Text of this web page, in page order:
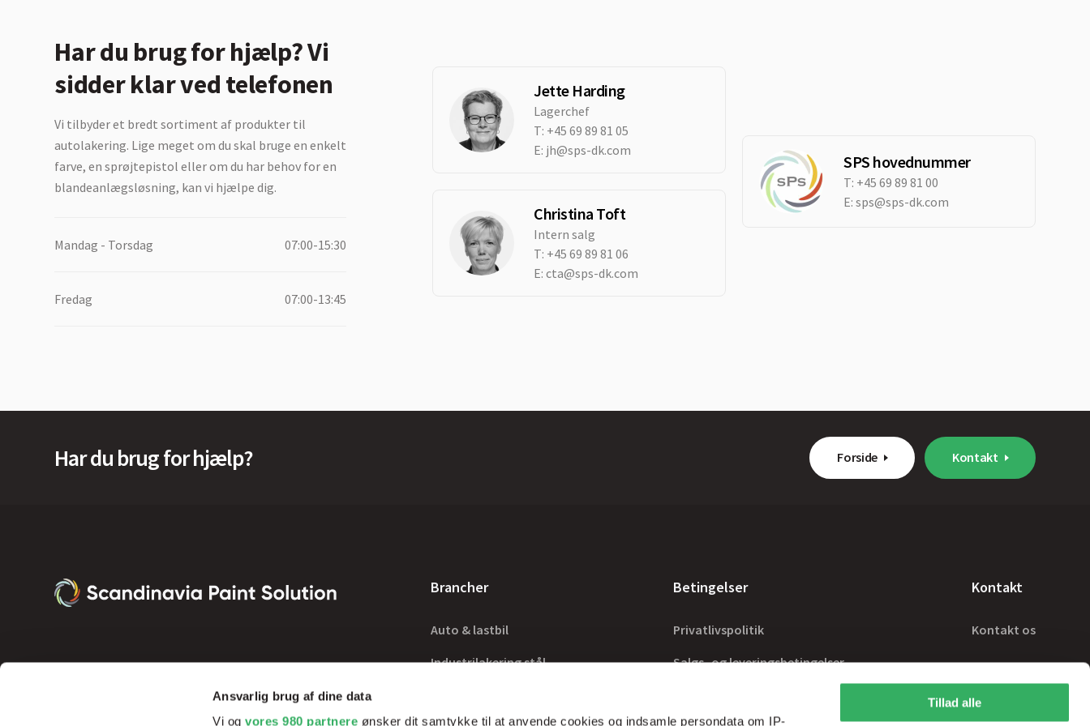
Ansvarlig brug af dine data
Vi ogvores 980 partnere ønsker dit samtykke til at anvende cookies og indsamle persondata om IP-
Tillad alle
Har du brug for hjælp? Vi
sidder klar ved telefonen
Vi tilbyder et bredt sortiment af produkter til
autolakering. Lige meget om du skal bruge en enkelt
farve, en sprøjtepistol eller om du har behov for en
blandeanlægsløsning, kan vi hjælpe dig.
Mandag - Torsdag 07:00-15:30
Fredag 07:00-13:45
Jette Harding
Lagerchef
T: +45 69 89 81 05
E: jh@sps-dk.com
Christina Toft
Intern salg
T: +45 69 89 81 06
E:cta@sps-dk.com
SPS hovednummer
T: +45 69 89 81 00
E: sps@sps-dk.com
Har du brug for hjælp? Forside Kontakt
Brancher
Auto & lastbil
Industrilakering stål
Betingelser
Privatlivspolitik
Salgs- og leveringsbetingelser
Kontakt
Kontakt os